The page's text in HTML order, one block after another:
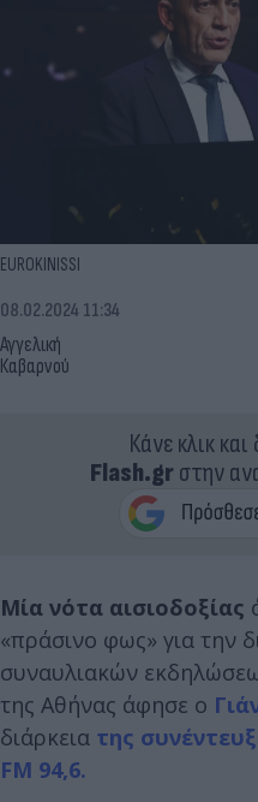
EUROKINISSI
Αγγελική
Καβαρνού
08.02.2024 11:34
Κάνε κλικ
Flash.grστην
Μία νότα αισιοδοξίας
«πράσινο φως» για την
συναυλιακών
της Αθήνας άφησε ο
διάρκεια της
FM 94,6.